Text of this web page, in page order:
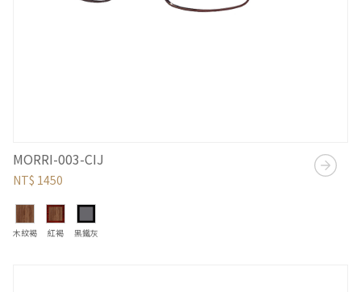
MORRI-003-CIJ
NT$ 1450
木紋褐 紅褐 黑鐵灰